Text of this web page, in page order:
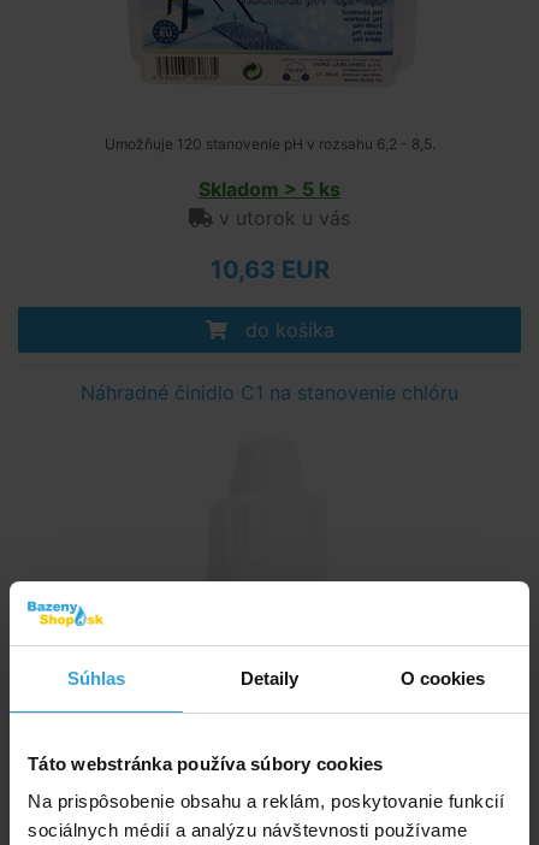
Súhlas Detaily O cookies
Táto webstránka používa súbory cookies
Na prispôsobenie obsahu a reklám, poskytovanie funkcií
sociálnych médií a analýzu návštevnosti používame
Umožňuje 120 stanovenie pH v rozsahu 6,2 - 8,5.
Skladom > 5 ks
v utorok u vás
10,63 EUR
do košíka
Náhradné činidlo C1 na stanovenie chlóru